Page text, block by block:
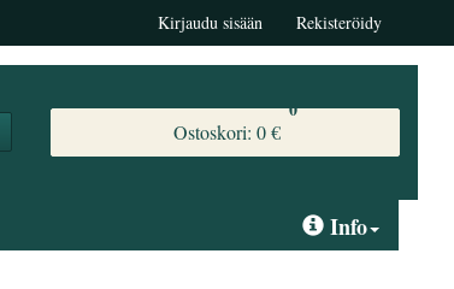
Kirjaudu sisään Rekisteröidy
Ostoskori: 0 €
0
Info